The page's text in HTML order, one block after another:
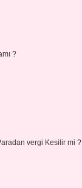
?
vergi Kesilir mi ?